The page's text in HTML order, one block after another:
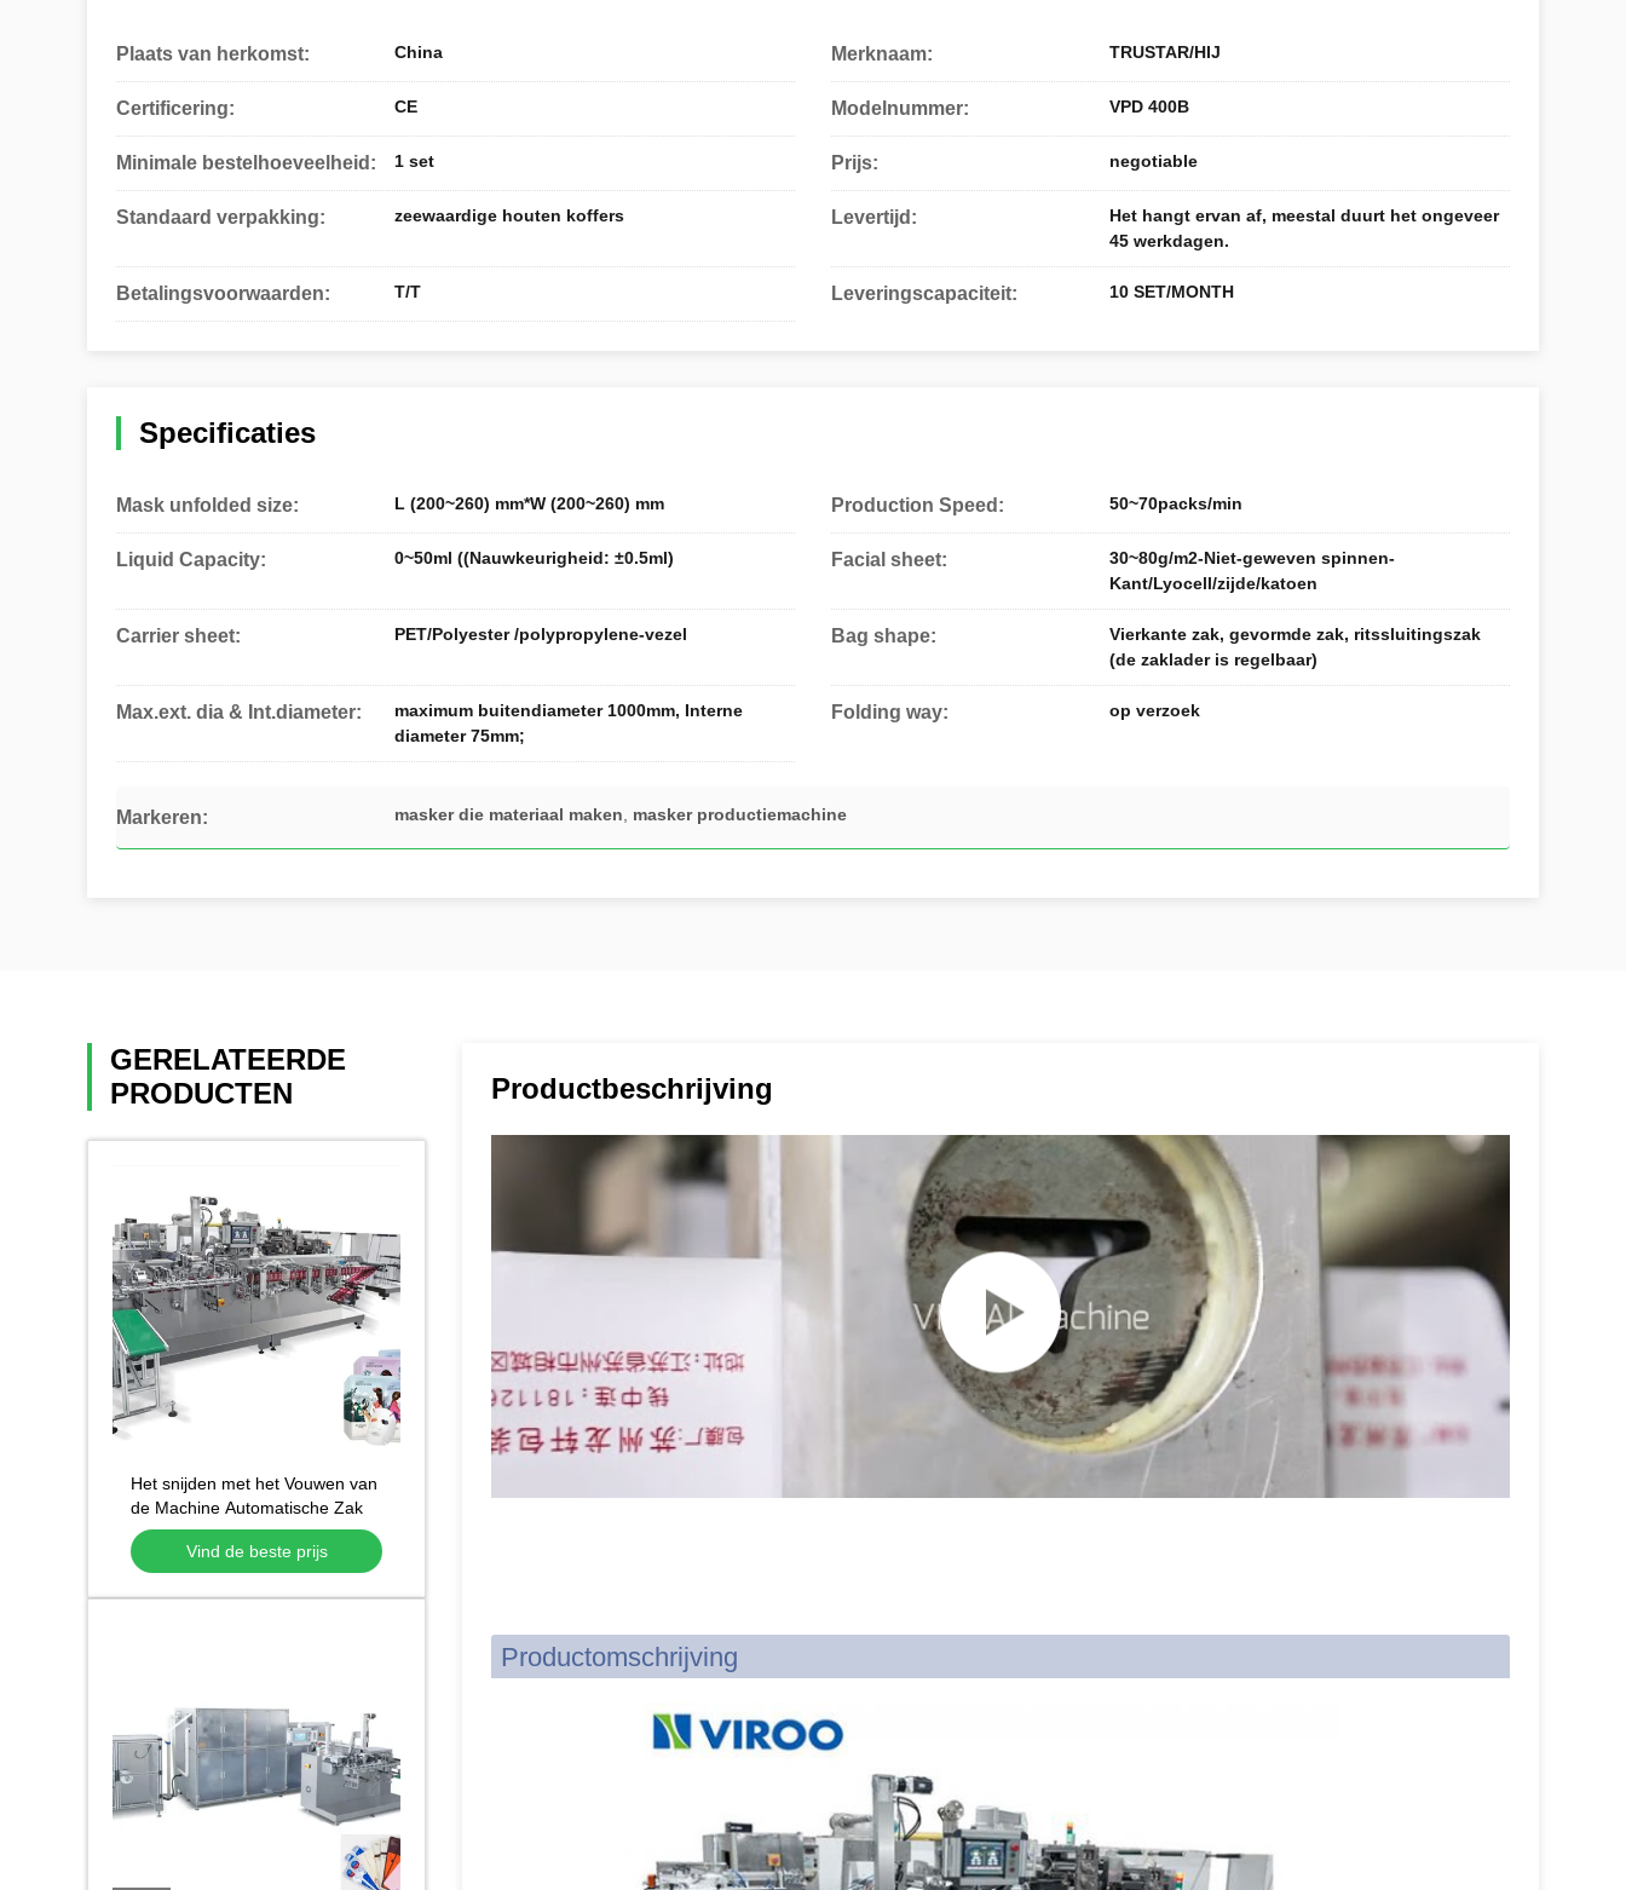
Plaats van herkomst: China Merknaam: TRUSTAR/HIJ
Certificering: CE Modelnummer: VPD 400B
Minimale bestelhoeveelheid: 1 set Prijs: negotiable
Standaard verpakking: zeewaardige houten koffers Levertijd:
Het hangt ervan af, meestal duurt het ongeveer
45 werkdagen.
Betalingsvoorwaarden: T/T Leveringscapaciteit: 10 SET/MONTH
Specificaties
Mask unfolded size: L (200~260) mm*W (200~260) mm Production Speed: 50~70packs/min
Liquid Capacity: 0~50ml ((Nauwkeurigheid: ±0.5ml) Facial sheet:
30~80g/m2-Niet-geweven spinnen-
Kant/Lyocell/zijde/katoen
Carrier sheet: PET/Polyester /polypropylene-vezel Bag shape:
Vierkante zak, gevormde zak, ritssluitingszak
(de zaklader is regelbaar)
Max.ext. dia & Int.diameter:
maximum buitendiameter 1000mm, Interne
diameter 75mm;
Folding way: op verzoek
Markeren: masker die materiaal maken masker productiemachine
Productbeschrijving
Productomschrijving
GERELATEERDE
PRODUCTEN
Het snijden met het Vouwen van
de Machine Automatische Zak
die van het Functie niet
Geweven Masker
Vind de beste prijs